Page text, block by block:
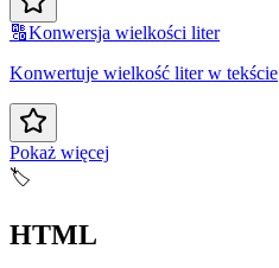
🔠Konwersja wielkości liter
Konwertuje wielkość liter w tekście
Pokaż więcej
🏷️
HTML